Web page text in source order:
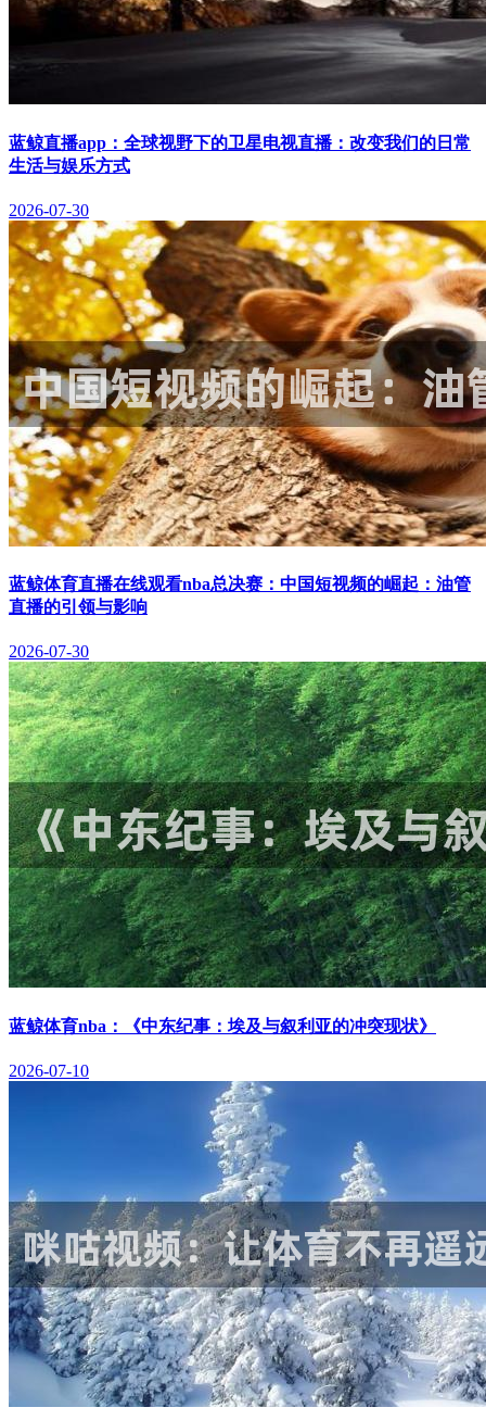
蓝鲸直播app：全球视野下的卫星电视直播：改变我们的日常
生活与娱乐方式
2026-07-30
蓝鲸体育直播在线观看nba总决赛：中国短视频的崛起：油管
直播的引领与影响
2026-07-30
蓝鲸体育nba：《中东纪事：埃及与叙利亚的冲突现状》
2026-07-10